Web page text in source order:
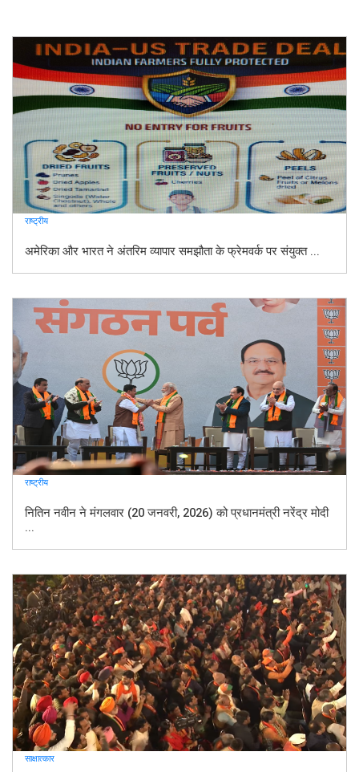
राष्ट्रीय
अमेरिका और भारत ने अंतरिम व्यापार समझौता के फ्रेमवर्क पर संयुक्त ...
राष्ट्रीय
नितिन नवीन ने मंगलवार (20 जनवरी, 2026) को प्रधानमंत्री नरेंद्र मोदी
...
साक्षात्कार